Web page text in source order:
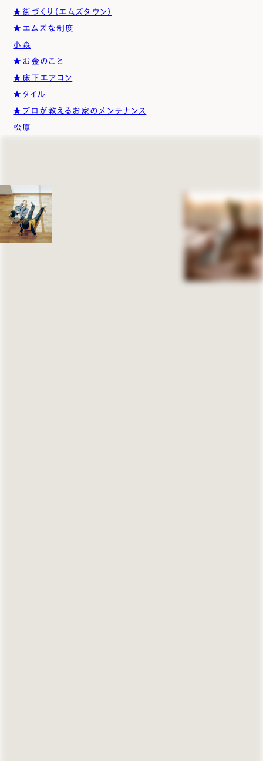
★街づくり（エムズタウン）
★エムズな制度
小森
★お金のこと
★床下エアコン
★タイル
★プロが教えるお家のメンテナンス
松原